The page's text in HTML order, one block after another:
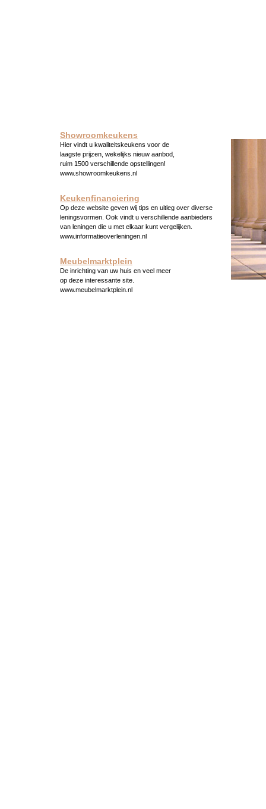
Showroomkeukens
Hier vindt u kwaliteitskeukens voor de
laagste prijzen, wekelijks nieuw aanbod,
ruim 1500 verschillende opstellingen!
www.showroomkeukens.nl
Keukenfinanciering
Op deze website geven wij tips en uitleg over diverse
leningsvormen. Ook vindt u verschillende aanbieders
van leningen die u met elkaar kunt vergelijken.
www.informatieoverleningen.nl
Meubelmarktplein
De inrichting van uw huis en veel meer
op deze interessante site.
www.meubelmarktplein.nl